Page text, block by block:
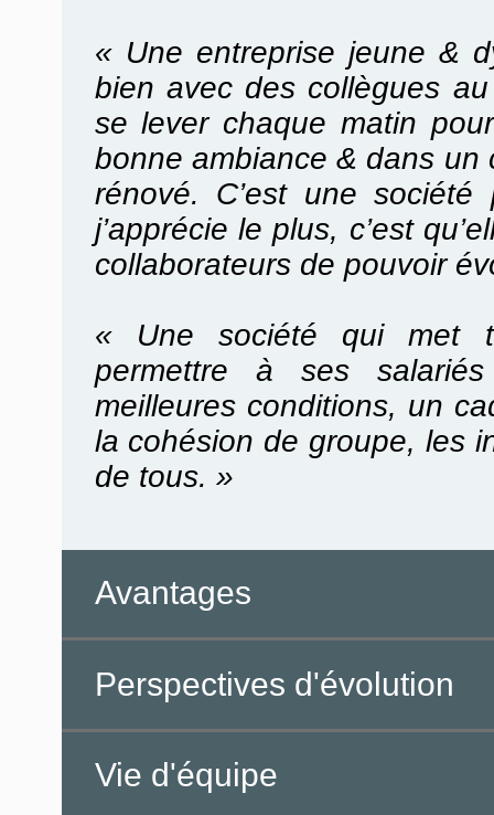
« Une entreprise jeune &
bien avec des collègues
se lever chaque matin
bonne ambiance & dans un
rénové. C’est une
j’apprécie le plus, c’est
collaborateurs de pouvoir
« Une société qui met
permettre à ses
meilleures conditions, un
la cohésion de groupe, les
de tous. »
Avantages
Perspectives d'évolution
Vie d'équipe